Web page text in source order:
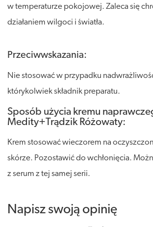
w temperaturze pokojowej. Zaleca się
działaniem wilgoci i światła.
Przeciwwskazania:
Nie stosować w przypadku
którykolwiek składnik preparatu.
Sposób użycia kremu
Medity+Trądzik Różowaty:
Krem stosować wieczorem na
skórze. Pozostawić do wchłonięcia.
z serum z tej samej serii.
Napisz swoją opinię